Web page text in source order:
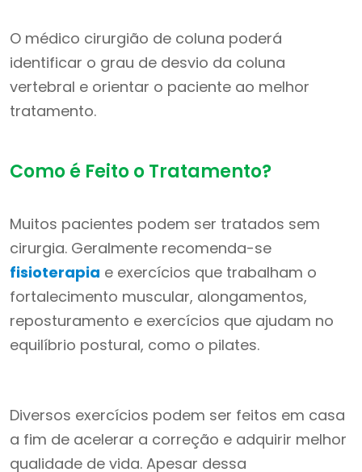
O médico cirurgião de coluna poderá
identificar o grau de desvio da coluna
vertebral e orientar o paciente ao melhor
tratamento.
Como é Feito o Tratamento?
Muitos pacientes podem ser tratados sem
cirurgia. Geralmente recomenda-se
fisioterapia e exercícios que trabalham o
fortalecimento muscular, alongamentos,
reposturamento e exercícios que ajudam no
equilíbrio postural, como o pilates.
Diversos exercícios podem ser feitos em casa
a fim de acelerar a correção e adquirir melhor
qualidade de vida. Apesar dessa